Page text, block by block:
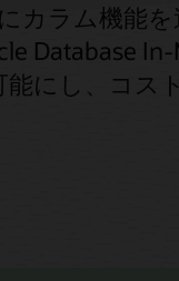
カラム機能
Database
にし、コスト